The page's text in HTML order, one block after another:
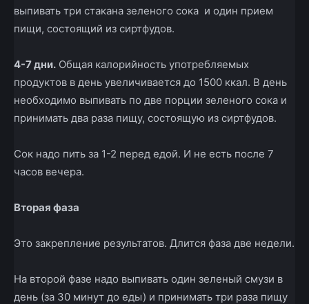
выпивать три стакана зеленого сока и один прием
пищи, состоящий из сиртфудов.
4-7 дни. Общая калорийность употребляемых
продуктов в день увеличивается до 1500 ккал. В день
необходимо выпивать по две порции зеленого сока и
принимать два раза пищу, состоящую из сиртфудов.
Сок надо пить за 1-2 перед едой. И не есть после 7
часов вечера.
Вторая фаза
Это закрепление результатов. Длится фаза две недели.
На второй фазе надо выпивать один зеленый смузи в
день (за 30 минут до еды) и принимать три раза пищу